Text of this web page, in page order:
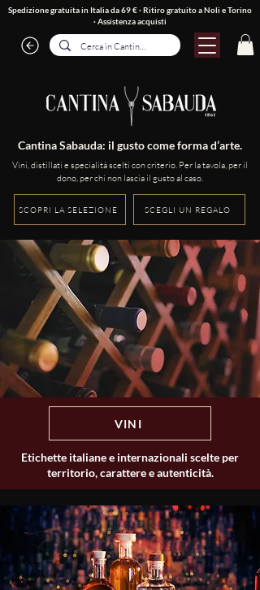
Spedizione gratuita in Italia da 69 € · Ritiro gratuito a Noli e Torino
·Assistenza acquisti
Cantina Sabauda: il gusto come forma d’arte.
Vini, distillati e specialità scelti con criterio. Per la tavola, per il
dono, per chi non lascia il gusto al caso.
SCOPRI LA SELEZIONE SCEGLI UN REGALO
VINI
Etichette italiane e internazionali scelte per
territorio, carattere e autenticità.